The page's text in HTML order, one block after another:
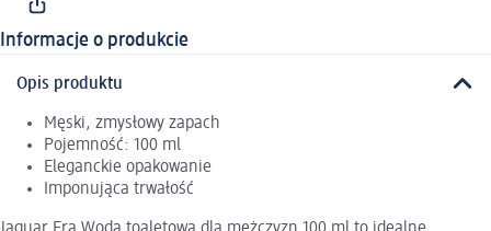
Informacje o produkcie
Opis produktu
Męski, zmysłowy zapach
Pojemność: 100 ml
Eleganckie opakowanie
Imponująca trwałość